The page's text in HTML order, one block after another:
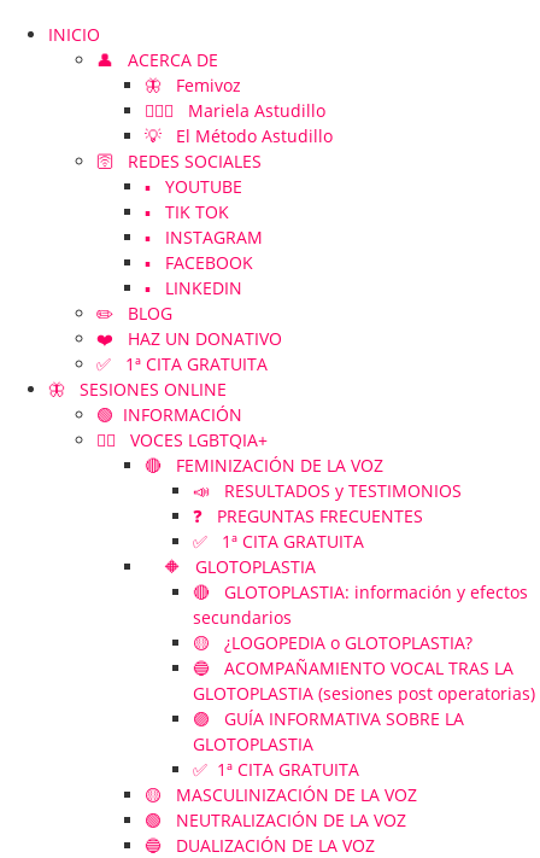
INICIO
👤 ACERCA DE
🦋 Femivoz
👱🏻‍♀️ Mariela Astudillo
💡 El Método Astudillo
🛜 REDES SOCIALES
▪️ YOUTUBE
▪️ TIK TOK
▪️ INSTAGRAM
▪️ FACEBOOK
▪️ LINKEDIN
✏️ BLOG
❤️ HAZ UN DONATIVO
✅ 1ª CITA GRATUITA
🦋 SESIONES ONLINE
🟢 INFORMACIÓN
🏳️‍🌈 VOCES LGBTQIA+
🔴 FEMINIZACIÓN DE LA VOZ
📣 RESULTADOS y TESTIMONIOS
❓ PREGUNTAS FRECUENTES
✅ 1ª CITA GRATUITA
🔶 GLOTOPLASTIA
🔴 GLOTOPLASTIA: información y efectos
secundarios
🟡 ¿LOGOPEDIA o GLOTOPLASTIA?
🔵 ACOMPAÑAMIENTO VOCAL TRAS LA
GLOTOPLASTIA (sesiones post operatorias)
🟣 GUÍA INFORMATIVA SOBRE LA
GLOTOPLASTIA
✅ 1ª CITA GRATUITA
🟡 MASCULINIZACIÓN DE LA VOZ
🟢 NEUTRALIZACIÓN DE LA VOZ
🔵 DUALIZACIÓN DE LA VOZ